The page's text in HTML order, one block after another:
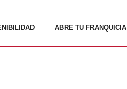
ABRE TU FRANQUICIA